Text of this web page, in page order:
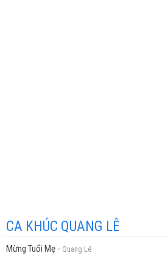
CA KHÚC QUANG LÊ
Mừng Tuổi Mẹ - Quang Lê